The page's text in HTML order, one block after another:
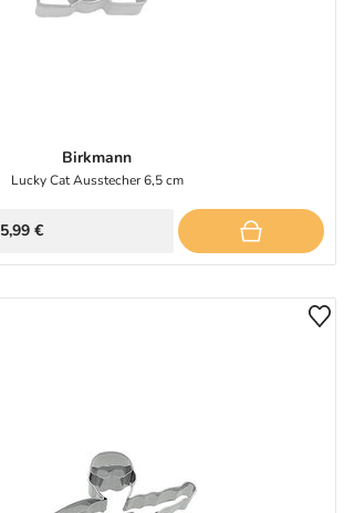
Birkmann
Lucky Cat Ausstecher 6,5 cm
5,99 €